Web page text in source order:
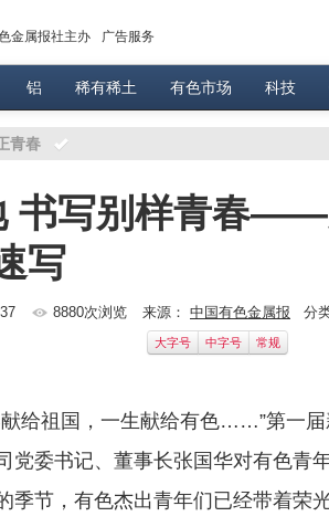
金属报社主办 广告服务
铝 稀有稀土 有色市场 科技
青春
书写别样青春
写
8880次浏览 来源： 中国有色金属报 分
大字号 中字号 常规
给祖国，一生献给有色……”第一
党委书记、董事长张国华对有色青
季节，有色杰出青年们已经带着荣